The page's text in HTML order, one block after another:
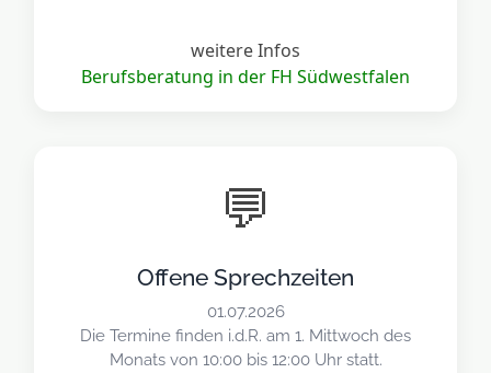
weitere Infos
Berufsberatung in der FH Südwestfalen
💬
Offene Sprechzeiten
01.07.2026
Die Termine finden i.d.R. am 1. Mittwoch des
Monats von 10:00 bis 12:00 Uhr statt.